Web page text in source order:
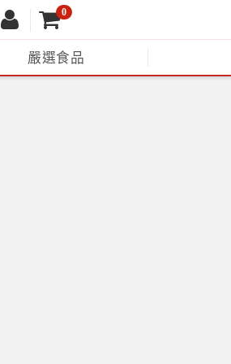
0
嚴選食品